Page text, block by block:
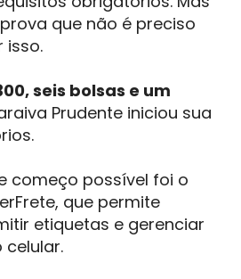
prova que não é preciso
isso.
seis bolsas e um
Prudente iniciou sua
começo possível foi o
que permite
etiquetas e gerenciar